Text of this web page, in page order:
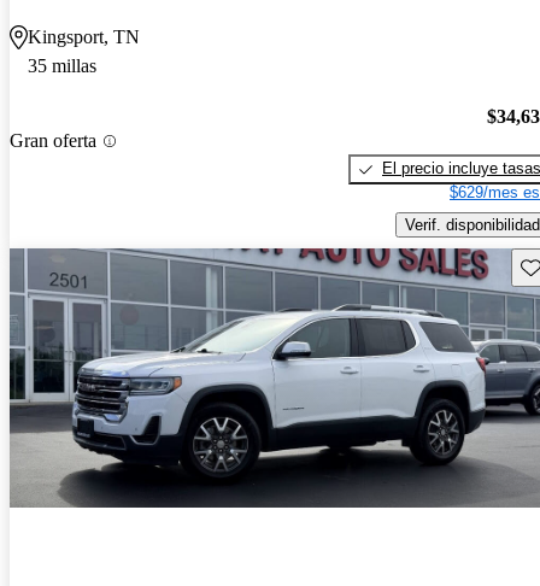
Kingsport, TN
35 millas
Gran oferta
El precio incluye tasas
$629/mes
Verif. disponibilidad